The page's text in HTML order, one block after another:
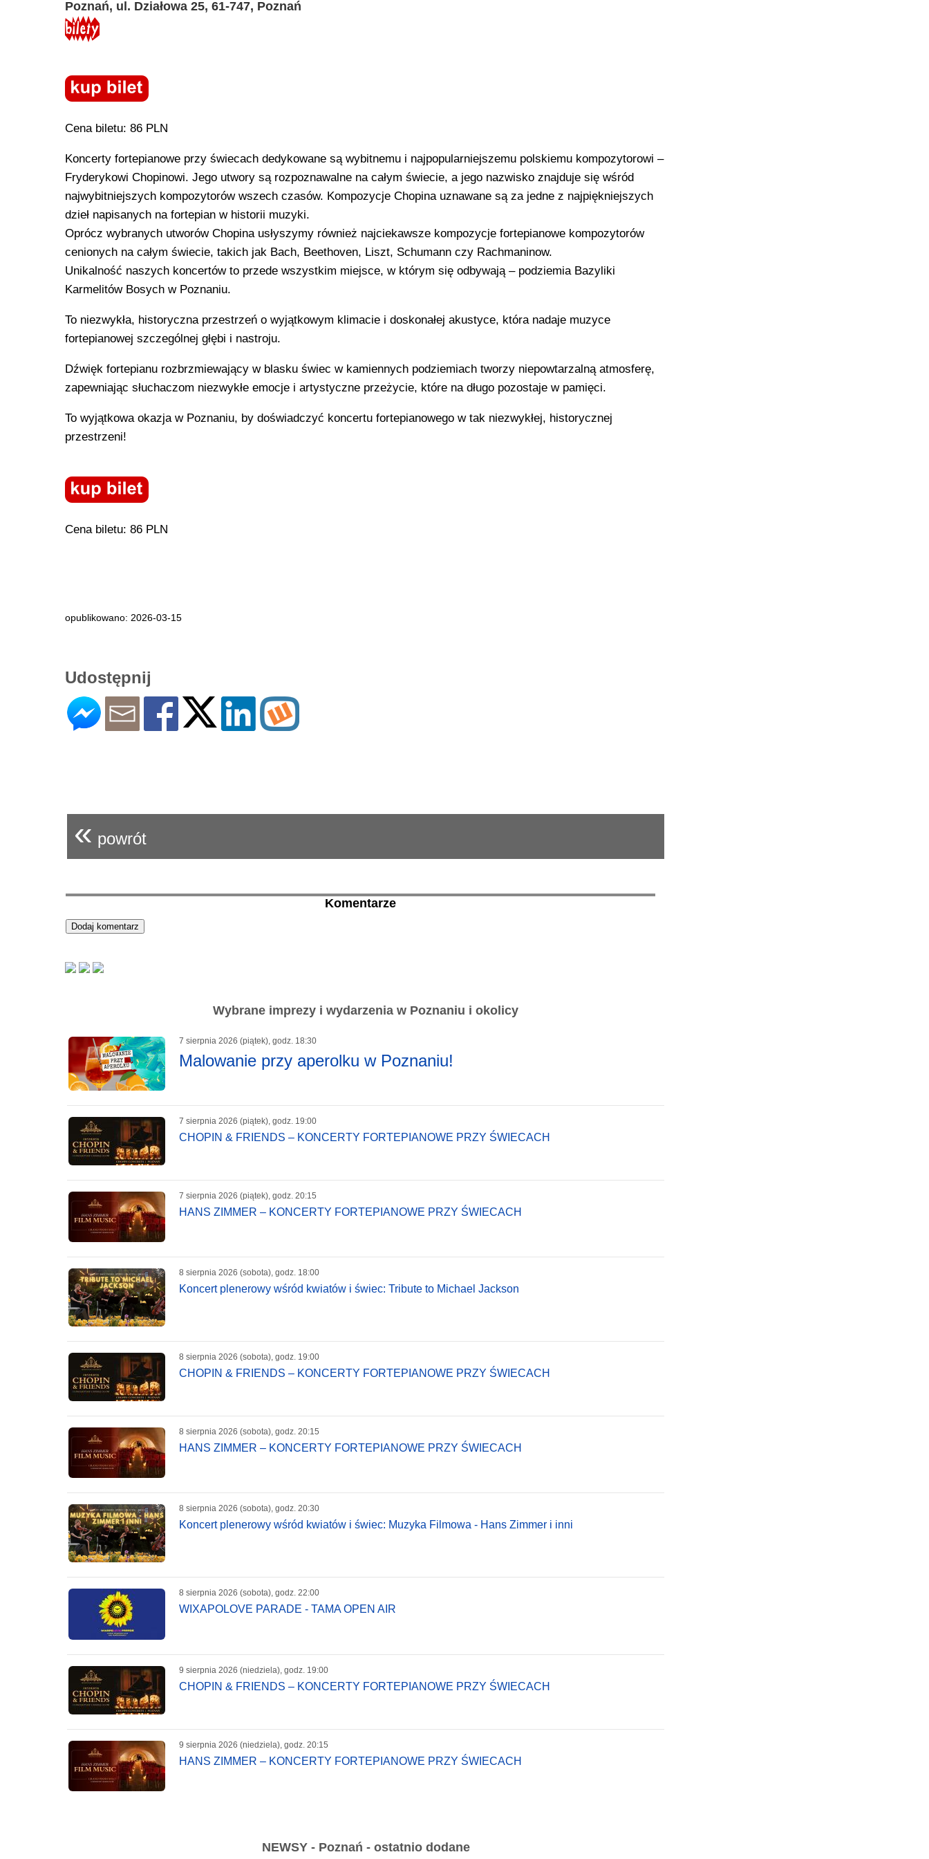
Poznań, ul. Działowa 25, 61-747, Poznań
Cena biletu: 86 PLN
Koncerty fortepianowe przy świecach dedykowane są wybitnemu i najpopularniejszemu polskiemu kompozytorowi –
Fryderykowi Chopinowi. Jego utwory są rozpoznawalne na całym świecie, a jego nazwisko znajduje się wśród
najwybitniejszych kompozytorów wszech czasów. Kompozycje Chopina uznawane są za jedne z najpiękniejszych
dzieł napisanych na fortepian w historii muzyki.
Oprócz wybranych utworów Chopina usłyszymy również najciekawsze kompozycje fortepianowe kompozytorów
cenionych na całym świecie, takich jak Bach, Beethoven, Liszt, Schumann czy Rachmaninow.
Unikalność naszych koncertów to przede wszystkim miejsce, w którym się odbywają – podziemia Bazyliki
Karmelitów Bosych w Poznaniu.
To niezwykła, historyczna przestrzeń o wyjątkowym klimacie i doskonałej akustyce, która nadaje muzyce
fortepianowej szczególnej głębi i nastroju.
Dźwięk fortepianu rozbrzmiewający w blasku świec w kamiennych podziemiach tworzy niepowtarzalną atmosferę,
zapewniając słuchaczom niezwykłe emocje i artystyczne przeżycie, które na długo pozostaje w pamięci.
To wyjątkowa okazja w Poznaniu, by doświadczyć koncertu fortepianowego w tak niezwykłej, historycznej
przestrzeni!
Cena biletu: 86 PLN
opublikowano: 2026-03-15
Udostępnij
« powrót
Komentarze
Wybrane imprezy i wydarzenia w Poznaniu i okolicy
7 sierpnia 2026 (piątek), godz. 18:30
Malowanie przy aperolku w Poznaniu!
7 sierpnia 2026 (piątek), godz. 19:00
CHOPIN & FRIENDS – KONCERTY FORTEPIANOWE PRZY ŚWIECACH
7 sierpnia 2026 (piątek), godz. 20:15
HANS ZIMMER – KONCERTY FORTEPIANOWE PRZY ŚWIECACH
8 sierpnia 2026 (sobota), godz. 18:00
Koncert plenerowy wśród kwiatów i świec: Tribute to Michael Jackson
8 sierpnia 2026 (sobota), godz. 19:00
CHOPIN & FRIENDS – KONCERTY FORTEPIANOWE PRZY ŚWIECACH
8 sierpnia 2026 (sobota), godz. 20:15
HANS ZIMMER – KONCERTY FORTEPIANOWE PRZY ŚWIECACH
8 sierpnia 2026 (sobota), godz. 20:30
Koncert plenerowy wśród kwiatów i świec: Muzyka Filmowa - Hans Zimmer i inni
8 sierpnia 2026 (sobota), godz. 22:00
WIXAPOLOVE PARADE - TAMA OPEN AIR
9 sierpnia 2026 (niedziela), godz. 19:00
CHOPIN & FRIENDS – KONCERTY FORTEPIANOWE PRZY ŚWIECACH
9 sierpnia 2026 (niedziela), godz. 20:15
HANS ZIMMER – KONCERTY FORTEPIANOWE PRZY ŚWIECACH
NEWSY - Poznań - ostatnio dodane